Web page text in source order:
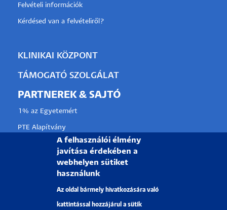
Felvételi információk
Kérdésed van a felvételiről?
KLINIKAI KÖZPONT
TÁMOGATÓ SZOLGÁLAT
PARTNEREK & SAJTÓ
1% az Egyetemért
PTE Alapítvány
Partnerkapcsolati lehetőségek
Médiaajánlat
Pályázati projektek
A felhasználói élmény
javítása érdekében a
webhelyen sütiket
használunk
Az oldal bármely hivatkozására való
kattintással hozzájárul a sütik